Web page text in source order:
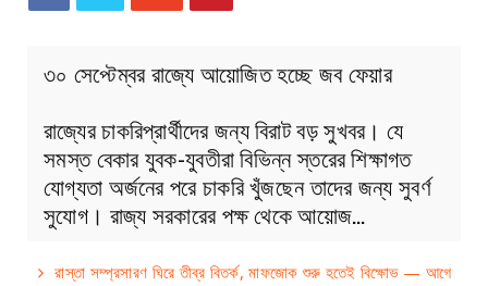
৩০ সেপ্টেম্বর রাজ্যে আয়োজিত হচ্ছে জব ফেয়ার
রাজ্যের চাকরিপ্রার্থীদের জন্য বিরাট বড় সুখবর। যে
সমস্ত বেকার যুবক-যুবতীরা বিভিন্ন স্তরের শিক্ষাগত
যোগ্যতা অর্জনের পরে চাকরি খুঁজছেন তাদের জন্য সুবর্ণ
সুযোগ। রাজ্য সরকারের পক্ষ থেকে আয়োজ…
রাস্তা সম্প্রসারণ ঘিরে তীব্র বিতর্ক, মাফজোক শুরু হতেই বিক্ষোভ — আগে